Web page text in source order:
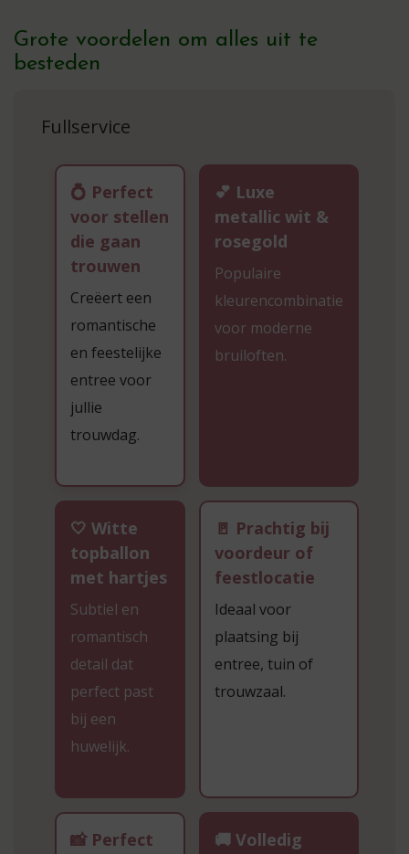
Grote voordelen om alles uit te
besteden
Fullservice
💍 Perfect
voor stellen
die gaan
trouwen
Creëert een
romantische
en feestelijke
entree voor
jullie
trouwdag.
💕 Luxe
metallic wit &
rosegold
Populaire
kleurencombinatie
voor moderne
bruiloften.
🤍 Witte
topballon
met hartjes
Subtiel en
romantisch
detail dat
perfect past
bij een
huwelijk.
🚪 Prachtig bij
voordeur of
feestlocatie
Ideaal voor
plaatsing bij
entree, tuin of
trouwzaal.
📸 Perfect
🚚 Volledig